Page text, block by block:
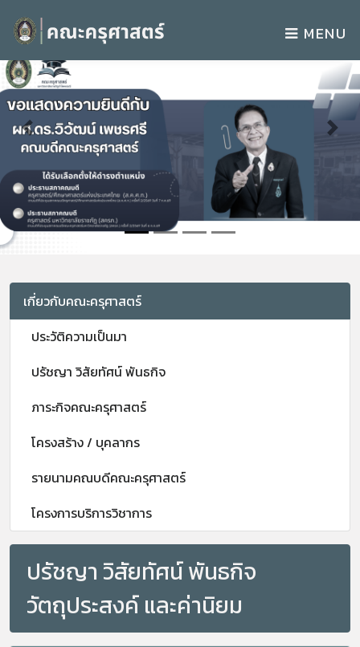
MENU
Previous Next
เกี่ยวกับคณะครุศาสตร์
ประวัติความเป็นมา
ปรัชญา วิสัยทัศน์ พันธกิจ
ภาระกิจคณะครุศาสตร์
โครงสร้าง / บุคลากร
รายนามคณบดีคณะครุศาสตร์
โครงการบริการวิชาการ
ปรัชญา วิสัยทัศน์ พันธกิจ
วัตถุประสงค์ และค่านิยม